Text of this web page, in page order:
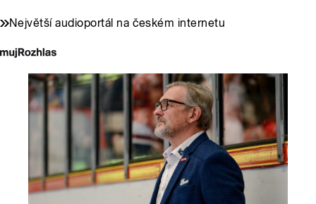
Největší audioportál na českém internetu